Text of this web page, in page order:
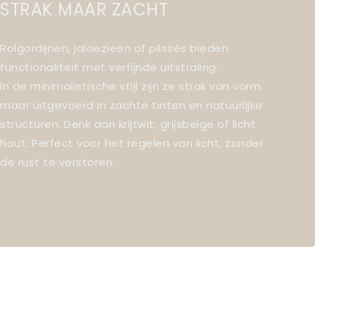
STRAK MAAR ZACHT
Rolgordijnen, jaloezieën of plissés bieden
functionaliteit met verfijnde uitstraling.
In de minimalistische stijl zijn ze strak van vorm,
maar uitgevoerd in zachte tinten en natuurlijke
structuren. Denk aan krijtwit, grijsbeige of licht
hout. Perfect voor het regelen van licht, zonder
de rust te verstoren.